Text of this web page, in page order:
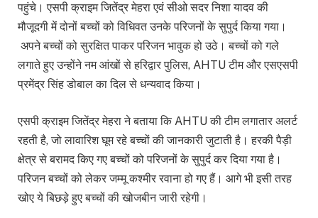
पहुंचे। एसपी क्राइम जितेंद्र मेहरा एवं सीओ सदर निशा यादव की
मौजूदगी में दोनों बच्चों को विधिवत उनके परिजनों के सुपुर्द किया गया।
अपने बच्चों को सुरक्षित पाकर परिजन भावुक हो उठे। बच्चों को गले
लगाते हुए उन्होंने नम आंखों से हरिद्वार पुलिस, AHTU टीम और एसएसपी
प्रमेंद्र सिंह डोबाल का दिल से धन्यवाद किया।
एसपी क्राइम जितेंद्र मेहरा ने बताया कि AHTU की टीम लगातार अलर्ट
रहती है, जो लावारिश घूम रहे बच्चों की जानकारी जुटाती है। हरकी पैड़ी
क्षेत्र से बरामद किए गए बच्चों को परिजनों के सुपुर्द कर दिया गया है।
परिजन बच्चों को लेकर जम्मू कश्मीर रवाना हो गए हैं। आगे भी इसी तरह
खोए ये बिछड़े हुए बच्चों की खोजबीन जारी रहेगी।